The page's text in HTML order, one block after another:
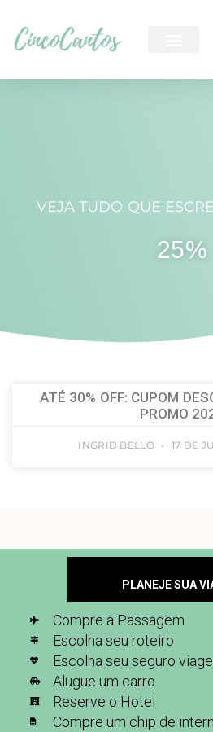
VEJA TUDO QUE
25%
ATÉ 30% OFF: CUPOM
PROMO
INGRID BELLO 17 DE
PLANEJE SUA
Compre a Passagem
Escolha seu roteiro
Escolha seu seguro
Alugue um carro
Reserve o Hotel
Compre um chip de